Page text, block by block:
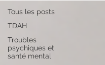
Tous les posts
TDAH
Troubles
psychiques et
santé mental